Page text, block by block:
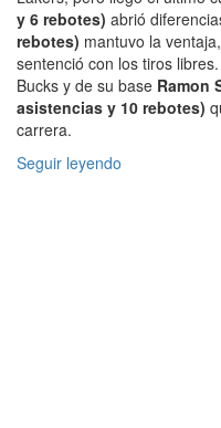
y 6 rebotes) abrió
rebotes) mantuvo la
sentenció con los tiros
Bucks y de su base Ramon
asistencias y 10 rebotes)
carrera.
Seguir leyendo